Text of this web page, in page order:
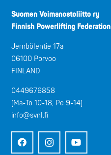
Suomen Voimanostoliitto ry
Finnish Powerlifting Federation
Jernbölentie 17a
06100 Porvoo
FINLAND
0449676858
(Ma-To 10-18, Pe 9-14)
info@svnl.fi